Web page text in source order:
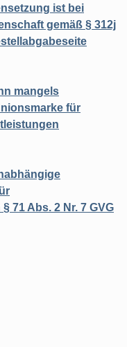
ist bei
gemäß § 312j
mangels
für
71 Abs. 2 Nr. 7 GVG